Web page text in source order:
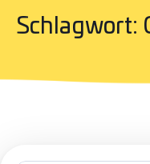
Produkte &
Schlagwort: